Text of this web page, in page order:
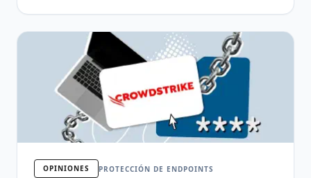
OPINIONES PROTECCIÓN DE ENDPOINTS